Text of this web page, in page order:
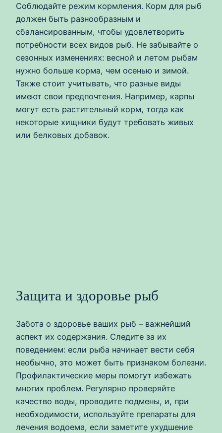
Соблюдайте режим кормления. Корм для рыб
должен быть разнообразным и
сбалансированным, чтобы удовлетворить
потребности всех видов рыб. Не забывайте о
сезонных изменениях: весной и летом рыбам
нужно больше корма, чем осенью и зимой.
Также стоит учитывать, что разные виды
имеют свои предпочтения. Например, карпы
могут есть растительный корм, тогда как
некоторые хищники будут требовать живых
или белковых добавок.
Защита и здоровье рыб
Забота о здоровье ваших рыб – важнейший
аспект их содержания. Следите за их
поведением: если рыба начинает вести себя
необычно, это может быть признаком болезни.
Профилактические меры помогут избежать
многих проблем. Регулярно проверяйте
качество воды, проводите подмены, и, при
необходимости, используйте препараты для
лечения водоема, если заметите ухудшение